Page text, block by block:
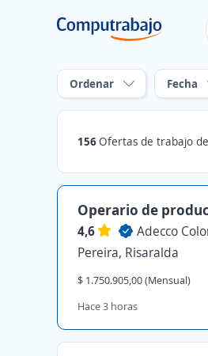
Ordenar Fecha
156Ofertas de trabajo de operarios
Operario de
4,6
Adecco
Pereira, Risaralda
$ 1.750.905,00 (Mensual)
Hace 3 horas